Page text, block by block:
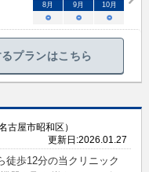
8月 9月 10月
○ ○ ○
プランはこちら
古屋市昭和区）
更新日:2026.01.27
徒歩12分の当クリニック